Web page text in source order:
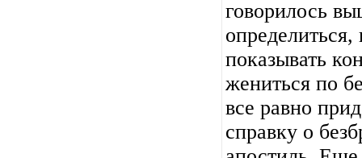
говорилось
определиться,
показывать
жениться по
все равно
справку о